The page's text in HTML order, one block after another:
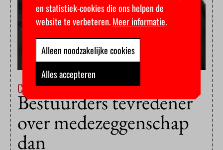
Campus & Cultuur8 juni 2016
Bestuurders tevredener
over medezeggenschap
dan
en statistiek-cookies die ons helpen de
website te verbeteren.Meer informatie.
Alleen noodzakelijke cookies
Alles accepteren